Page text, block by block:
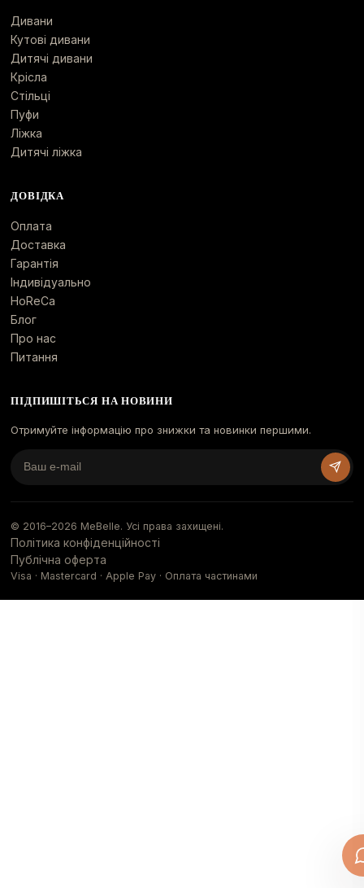
Дивани
Кутові дивани
Дитячі дивани
Крісла
Стільці
Пуфи
Ліжка
Дитячі ліжка
ДОВІДКА
Оплата
Доставка
Гарантія
Індивідуально
HoReCa
Блог
Про нас
Питання
ПІДПИШІТЬСЯ НА НОВИНИ
Отримуйте інформацію про знижки та новинки першими.
© 2016–2026 MeBelle. Усі права захищені.
Політика конфіденційності
Публічна оферта
Visa · Mastercard · Apple Pay · Оплата частинами